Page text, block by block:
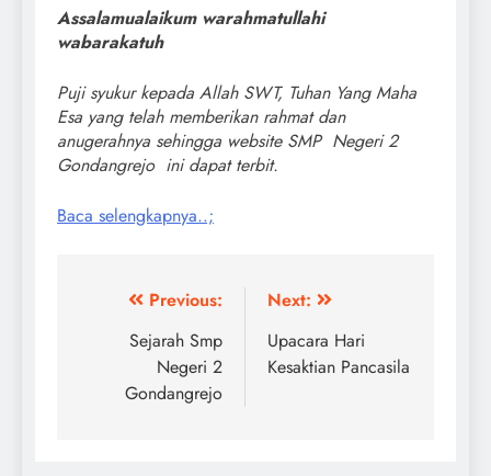
Assalamualaikum warahmatullahi
wabarakatuh
Puji syukur kepada Allah SWT, Tuhan Yang Maha
Esa yang telah memberikan rahmat dan
anugerahnya sehingga website SMP Negeri 2
Gondangrejo ini dapat terbit.
Baca selengkapnya..;
NavigasiPrevious:
Sejarah Smp
Negeri 2
Gondangrejo
Next:
Upacara Hari
Kesaktian Pancasila